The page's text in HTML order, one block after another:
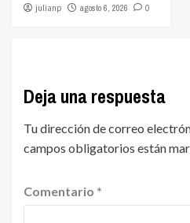
julianp agosto 6, 2026 0
Deja una respuesta
Tu dirección de correo
campos obligatorios están
Comentario *